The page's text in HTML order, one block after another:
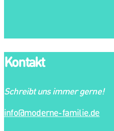
Kontakt
Schreibt uns immer gerne!
info@moderne-familie.de